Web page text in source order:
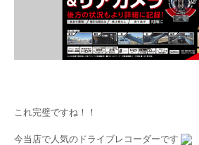
これ完璧ですね！！
今当店で人気のドライブレコーダーです